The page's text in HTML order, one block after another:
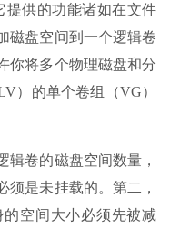
提供的功能诸如在文件
磁盘空间到一个逻辑卷
你将多个物理磁盘和分
）的单个卷组（VG）
辑卷的磁盘空间数量，
须是未挂载的。第二，
空间大小必须先被减